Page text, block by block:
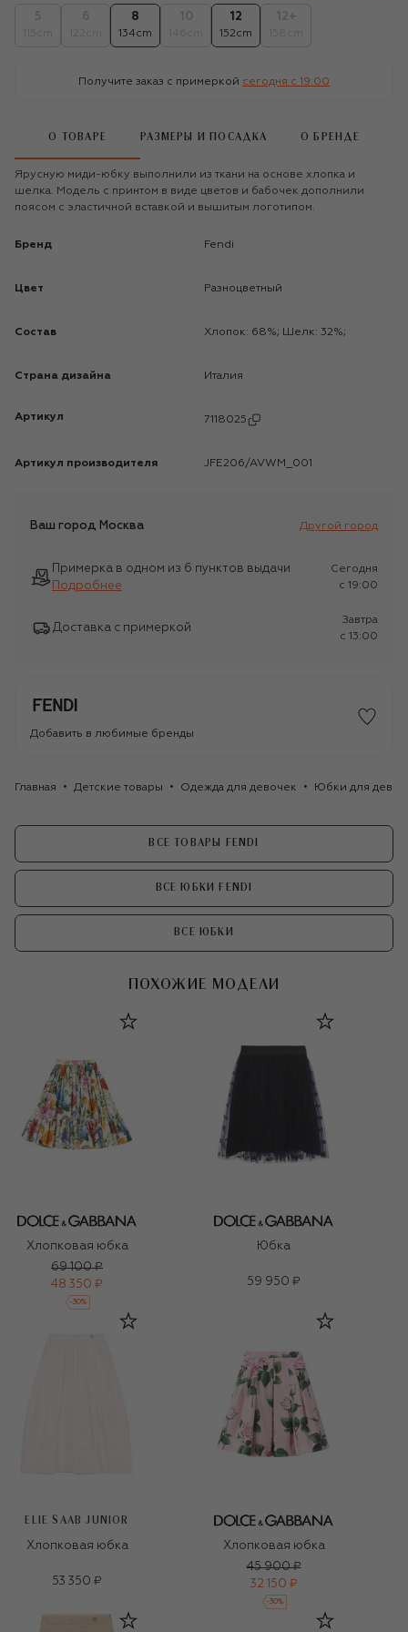
8
134cm
12
152cm
Получите заказ с примеркой сегодня c 19:00
О ТОВАРЕ РАЗМЕРЫ И ПОСАДКА О БРЕНДЕ
Ярусную миди-юбку выполнили из ткани на основе хлопка и
шелка. Модель с принтом в виде цветов и бабочек дополнили
поясом с эластичной вставкой и вышитым логотипом.
Бренд Fendi
Цвет Разноцветный
Состав Хлопок: 68%; Шелк: 32%;
Страна дизайна Италия
Артикул 7118025
Артикул производителя JFE206/AVWM_001
Ваш город Москва Другой город
Примерка в одном из 6 пунктов выдачи
Подробнее
Сегодня
c 19:00
Доставка с примеркой
Завтра
c 13:00
Добавить в любимые бренды
Главная Детские товары Одежда для девочек Юбки для
ВСЕ ТОВАРЫ FENDI
ВСЕ ЮБКИ FENDI
ВСЕ ЮБКИ
ПОХОЖИЕ МОДЕЛИ
Хлопковая юбка
69 100 ₽
48 350 ₽
-30%
Юбка
59 950 ₽
ELIE SAAB JUNIOR
Хлопковая юбка
53 350 ₽
Хлопковая юбка
45 900 ₽
32 150 ₽
-30%